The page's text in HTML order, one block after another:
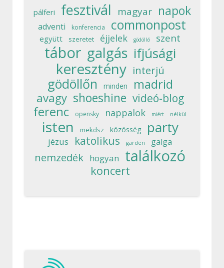
pálferi fesztivál magyar napok
adventi konferencia commonpost
együtt szeretet éjjelek gödöllő szent
tábor galgás ifjúsági
keresztény interjú
gödöllőn minden madrid
avagy shoeshine videó-blog
ferenc opensky nappalok miért nélkül
isten mekdsz közösség party
jézus katolikus garden galga
nemzedék hogyan találkozó
koncert